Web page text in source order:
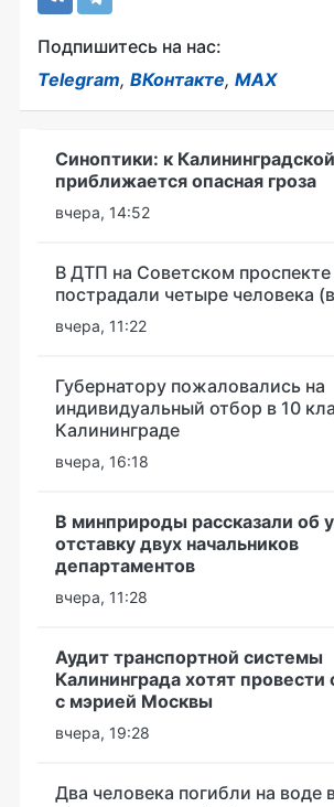
Подпишитесь на нас:
Telegram, ВКонтакте, MAX
Синоптики: к
приближается опасная гроза
вчера, 14:52
В ДТП на Советском проспекте
пострадали четыре человека
вчера, 11:22
Губернатору пожаловались на
индивидуальный отбор в 10
Калининграде
вчера, 16:18
В минприроды рассказали об
отставку двух начальников
департаментов
вчера, 11:28
Аудит транспортной системы
Калининграда хотят провести
с мэрией Москвы
вчера, 19:28
Два человека погибли на воде